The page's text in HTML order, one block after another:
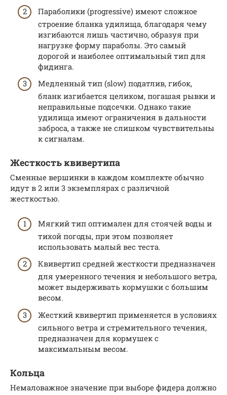
Параболики (progressive) имеют сложное
строение бланка удилища, благодаря чему
изгибаются лишь частично, образуя при
нагрузке форму параболы. Это самый
дорогой и наиболее оптимальный тип для
фидинга.
Медленный тип (slow) податлив, гибок,
бланк изгибается целиком, погашая рывки и
неправильные подсечки. Однако такие
удилища имеют ограничения в дальности
заброса, а также не слишком чувствительны
к сигналам.
Жесткость квивертипа
Сменные вершинки в каждом комплекте обычно
идут в 2 или 3 экземплярах с различной
жесткостью.
Мягкий тип оптимален для стоячей воды и
тихой погоды, при этом позволяет
использовать малый вес теста.
Квивертип средней жесткости предназначен
для умеренного течения и небольшого ветра,
может выдерживать кормушки с большим
весом.
Жесткий квивертип применяется в условиях
сильного ветра и стремительного течения,
предназначен для кормушек с
максимальным весом.
Кольца
Немаловажное значение при выборе фидера должно